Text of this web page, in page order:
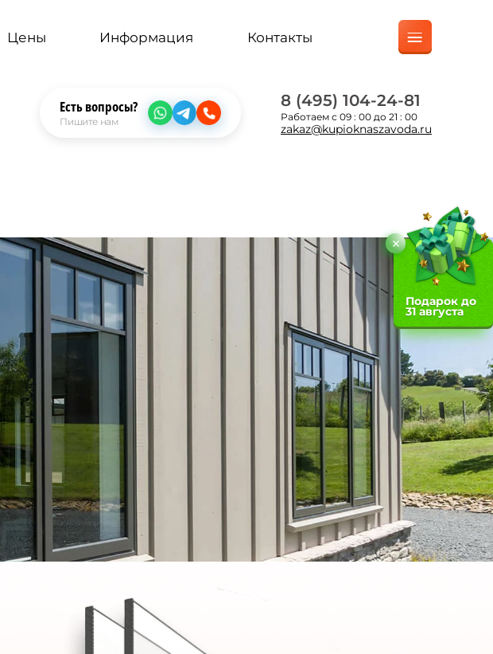
Цены Информация Контакты
Есть вопросы?
Пишите нам
8 (495) 104-24-81
Работаем с 09 : 00 до 21 : 00
zakaz@kupioknaszavoda.ru
Подарок до
31 августа